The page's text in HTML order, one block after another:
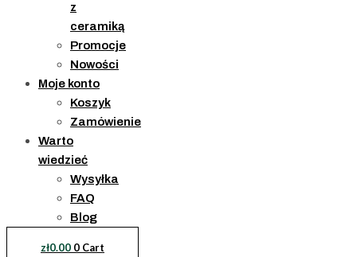
z
ceramiką
Promocje
Nowości
Moje konto
Koszyk
Zamówienie
Warto
wiedzieć
Wysyłka
FAQ
Blog
zł0.00 0 Cart